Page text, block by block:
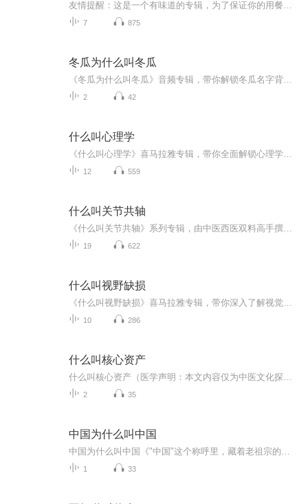
7 875
冬瓜为什么叫冬瓜
2 42
什么叫心理学
12 559
什么叫关节共轴
19 622
什么叫视野缺损
10 286
什么叫核心资产
2 35
中国为什么叫中国
1 33